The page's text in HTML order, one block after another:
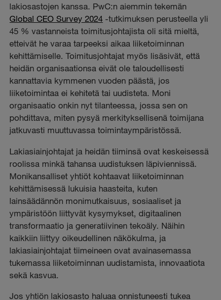
lakiosastojen kanssa. PwC:n aiemmin tekemän
Global CEO Survey 2024 -tutkimuksen perusteella yli
45 % vastanneista toimitusjohtajista oli sitä mieltä,
etteivät he varaa tarpeeksi aikaa liiketoiminnan
kehittämiselle. Toimitusjohtajat myös lisäsivät, että
heidän organisaationsa eivät ole taloudellisesti
kannattavia kymmenen vuoden päästä, jos
liiketoimintaa ei kehitetä tai uudisteta. Moni
organisaatio onkin nyt tilanteessa, jossa sen on
pohdittava, miten pysyä merkityksellisenä toimijana
jatkuvasti muuttuvassa toimintaympäristössä.
Lakiasiainjohtajat ja heidän tiiminsä ovat keskeisessä
roolissa minkä tahansa uudistuksen läpiviennissä.
Monikansalliset yhtiöt kohtaavat liiketoiminnan
kehittämisessä lukuisia haasteita, kuten
lainsäädännön monimutkaisuus, sosiaaliset ja
ympäristöön liittyvät kysymykset, digitaalinen
transformaatio ja generatiivinen tekoäly. Näihin
kaikkiin liittyy oikeudellinen näkökulma, ja
lakiasiainjohtajat tiimeineen ovat avainasemassa
tukemassa liiketoiminnan uudistamista, innovaatiota
sekä kasvua.
Jos yhtiön lakiosasto haluaa onnistuneesti tukea